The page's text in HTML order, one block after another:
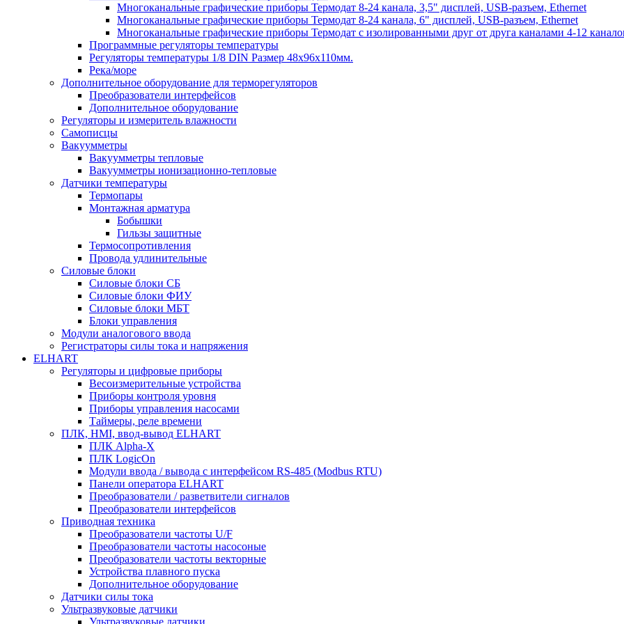
Многоканальные графические приборы Термодат 8-24 канала, 3,5" дисплей, USB-разъем, Ethernet
Многоканальные графические приборы Термодат 8-24 канала, 6" дисплей, USB-разъем, Ethernet
Многоканальные графические приборы Термодат с изолированными друг от друга каналами 4-12
Программные регуляторы температуры
Регуляторы температуры 1/8 DIN Размер 48х96х110мм.
Река/море
Дополнительное оборудование для терморегуляторов
Преобразователи интерфейсов
Дополнительное оборудование
Регуляторы и измеритель влажности
Самописцы
Вакуумметры
Вакуумметры тепловые
Вакуумметры ионизационно-тепловые
Датчики температуры
Термопары
Монтажная арматура
Бобышки
Гильзы защитные
Термосопротивления
Провода удлинительные
Силовые блоки
Силовые блоки СБ
Силовые блоки ФИУ
Силовые блоки МБТ
Блоки управления
Модули аналогового ввода
Регистраторы силы тока и напряжения
ELHART
Регуляторы и цифровые приборы
Весоизмерительные устройства
Приборы контроля уровня
Приборы управления насосами
Таймеры, реле времени
ПЛК, HMI, ввод-вывод ELHART
ПЛК Alpha-X
ПЛК LogicOn
Модули ввода / вывода с интерфейсом RS-485 (Modbus RTU)
Панели оператора ELHART
Преобразователи / разветвители сигналов
Преобразователи интерфейсов
Приводная техника
Преобразователи частоты U/F
Преобразователи частоты насосоные
Преобразователи частоты векторные
Устройства плавного пуска
Дополнительное оборудование
Датчики силы тока
Ультразвуковые датчики
Ультразвуковые датчики